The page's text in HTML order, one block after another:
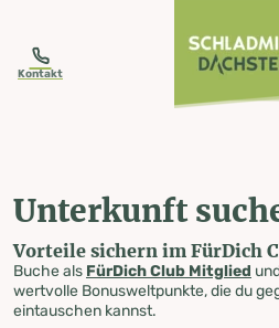
Kontakt
Unterkunft
Vorteile sichern im FürDich
Buche als FürDich Club Mitglied
wertvolle Bonusweltpunkte, die du
eintauschen kannst.